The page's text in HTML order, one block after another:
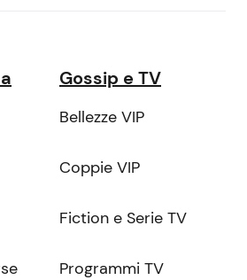
Gossip e TV
Bellezze VIP
Coppie VIP
Fiction e Serie TV
Programmi TV